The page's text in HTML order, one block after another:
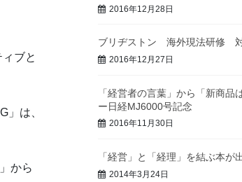
ブと
」は、
から
2016年12月28日
ブリヂストン 海外現法研修
2016年12月27日
「経営者の言葉」から「新商品
ー日経MJ6000号記念
2016年11月30日
「経営」と「経理」を結ぶ本が
2014年3月24日